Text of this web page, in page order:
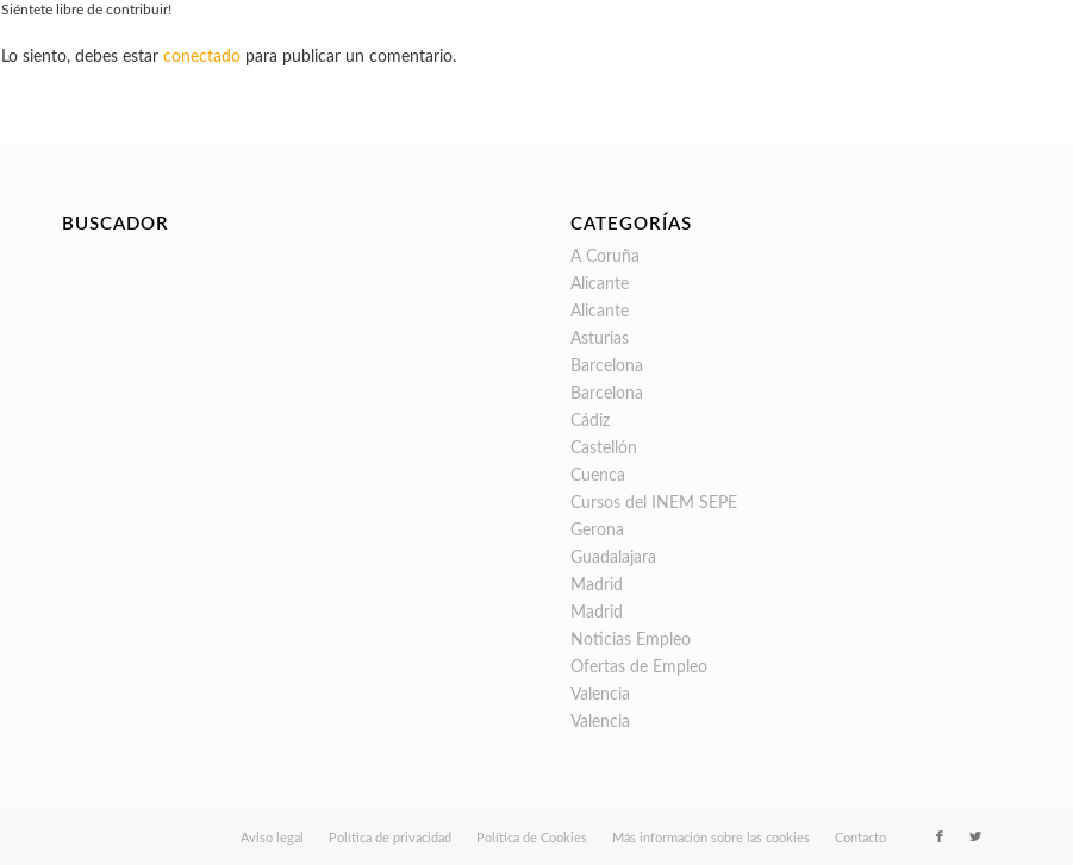
Siéntete libre de contribuir!
Lo siento, debes estar conectadopara publicar un comentario.
BUSCADOR CATEGORÍAS
A Coruña
Alicante
Alicante
Asturias
Barcelona
Barcelona
Cádiz
Castellón
Cuenca
Cursos del INEM SEPE
Gerona
Guadalajara
Madrid
Madrid
Noticias Empleo
Ofertas de Empleo
Valencia
Valencia
Aviso legal Política de privacidad Política de Cookies Más información sobre las cookies Contacto